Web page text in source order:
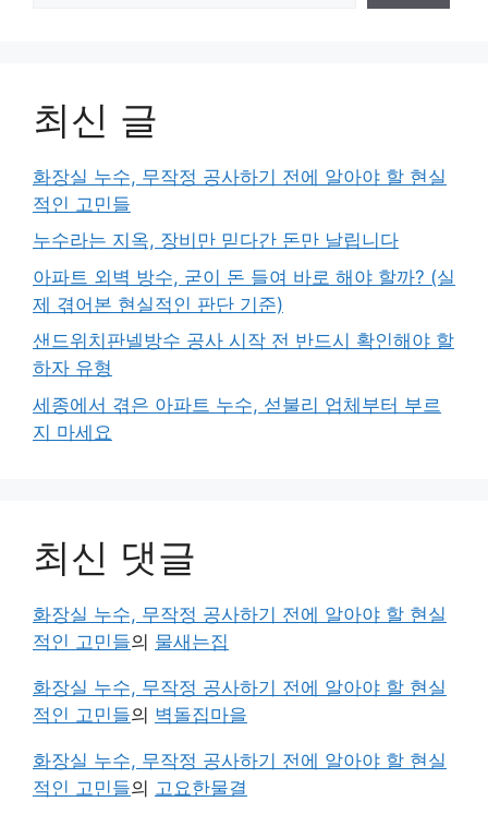
최신 글
화장실 누수, 무작정 공사하기 전에 알아야 할 현실
적인 고민들
누수라는 지옥, 장비만 믿다간 돈만 날립니다
아파트 외벽 방수, 굳이 돈 들여 바로 해야 할까? (실
제 겪어본 현실적인 판단 기준)
샌드위치판넬방수 공사 시작 전 반드시 확인해야 할
하자 유형
세종에서 겪은 아파트 누수, 섣불리 업체부터 부르
지 마세요
최신 댓글
화장실 누수, 무작정 공사하기 전에 알아야 할 현실
적인 고민들의 물새는집
화장실 누수, 무작정 공사하기 전에 알아야 할 현실
적인 고민들의 벽돌집마을
화장실 누수, 무작정 공사하기 전에 알아야 할 현실
적인 고민들의 고요한물결